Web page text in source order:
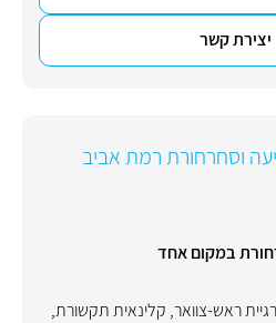
יצירת קשר
וסחרחורת רמת אביב
במקום אחד
ראש-צוואר, קלינאית תקשורת,